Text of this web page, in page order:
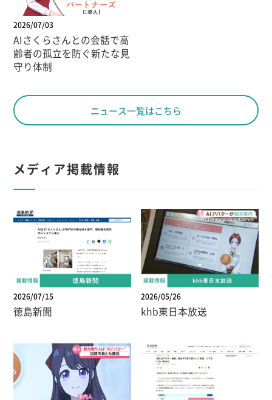
2026/07/03
AIさくらさんとの会話で高
齢者の孤立を防ぐ新たな見
守り体制
ニュース一覧はこちら
メディア掲載情報
2026/07/15
徳島新聞
2026/05/26
khb東日本放送